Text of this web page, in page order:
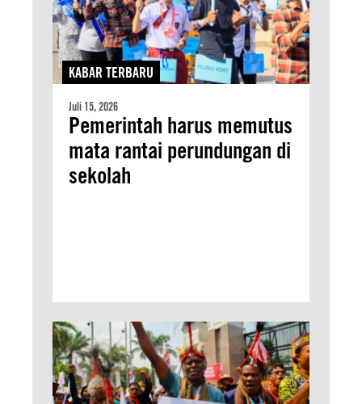
KABAR TERBARU
Juli 15, 2026
Pemerintah harus memutus
mata rantai perundungan di
sekolah